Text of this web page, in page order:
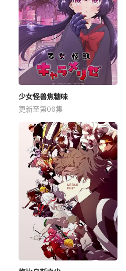
少女怪兽焦糖味
更新至第06集